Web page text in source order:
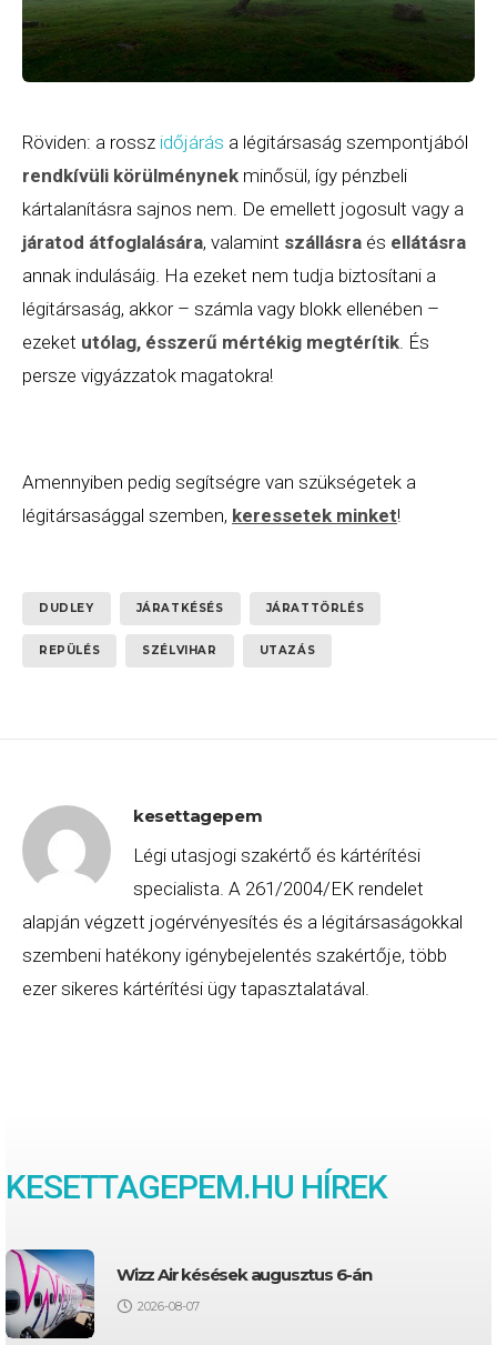
Röviden: a rossz időjárás a légitársaság szempontjából
rendkívüli körülménynek minősül, így pénzbeli
kártalanításra sajnos nem. De emellett jogosult vagy a
járatod átfoglalására, valamint szállásra és ellátásra
annak indulásáig. Ha ezeket nem tudja biztosítani a
légitársaság, akkor – számla vagy blokk ellenében –
ezeket utólag, ésszerű mértékig megtérítik . És
persze vigyázzatok magatokra!
Amennyiben pedig segítségre van szükségetek a
légitársasággal szemben, keressetek minket!
DUDLEY JÁRATKÉSÉS JÁRATTÖRLÉS
REPÜLÉS SZÉLVIHAR UTAZÁS
kesettagepem
Légi utasjogi szakértő és kártérítési
specialista. A 261/2004/EK rendelet
alapján végzett jogérvényesítés és a légitársaságokkal
szembeni hatékony igénybejelentés szakértője, több
ezer sikeres kártérítési ügy tapasztalatával.
KESETTAGEPEM.HU HÍREK
Wizz Air késések augusztus 6-án
2026-08-07